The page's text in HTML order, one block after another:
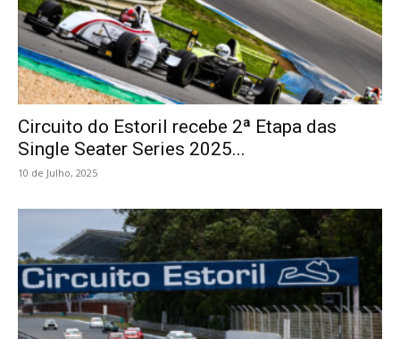
Circuito do Estoril recebe 2ª Etapa das
Single Seater Series 2025...
10 de Julho, 2025